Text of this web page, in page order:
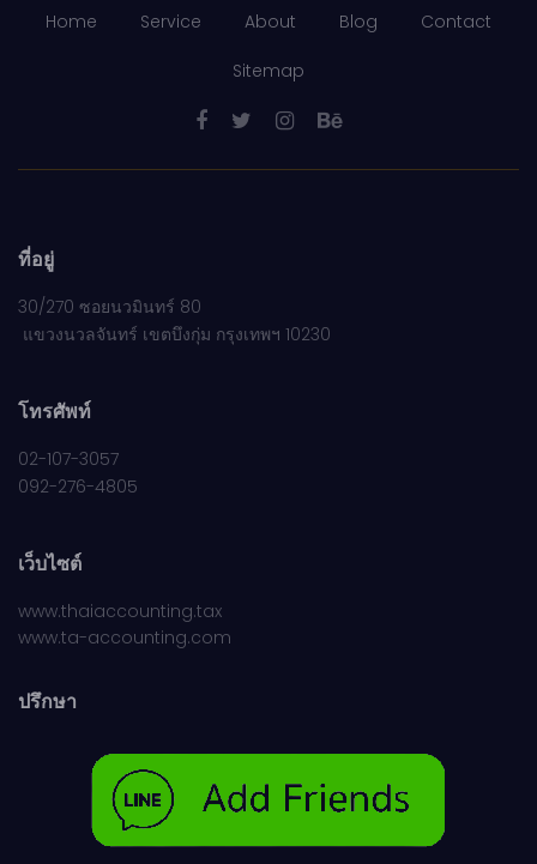
Home Service About Blog Contact
Sitemap
ที่อยู่
30/270 ซอยนวมินทร์ 80
แขวงนวลจันทร์ เขตบึงกุ่ม กรุงเทพฯ 10230
โทรศัพท์
02-107-3057
092-276-4805
เว็บไซต์
www.thaiaccounting.tax
www.ta-accounting.com
ปรึกษา